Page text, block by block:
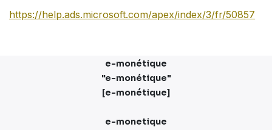
https://help.ads.microsoft.com/apex/index/3/fr/50857
e-monétique
"e-monétique"
[e-monétique]
e-monetique